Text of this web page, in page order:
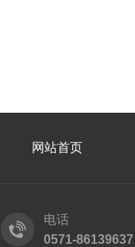
网站首页
电话
0571-86139637